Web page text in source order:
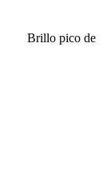
Brillo pico de